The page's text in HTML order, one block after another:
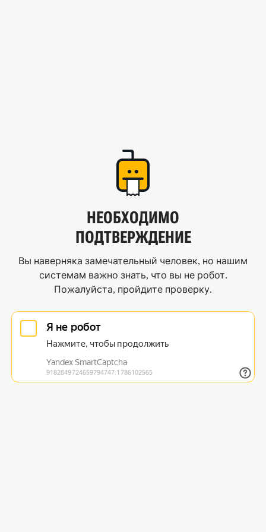
НЕОБХОДИМО
ПОДТВЕРЖДЕНИЕ
Вы наверняка замечательный человек, но нашим
системам важно знать, что вы не робот.
Пожалуйста, пройдите проверку.